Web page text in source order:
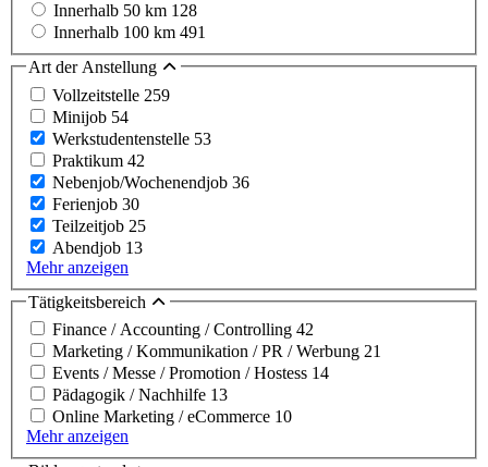
Innerhalb 50 km 128
Innerhalb 100 km 491
Art der Anstellung
Vollzeitstelle 259
Minijob 54
Werkstudentenstelle 53
Praktikum 42
Nebenjob/Wochenendjob 36
Ferienjob 30
Teilzeitjob 25
Abendjob 13
Mehr anzeigen
Tätigkeitsbereich
Finance / Accounting / Controlling 42
Marketing / Kommunikation / PR / Werbung 21
Events / Messe / Promotion / Hostess 14
Pädagogik / Nachhilfe 13
Online Marketing / eCommerce 10
Mehr anzeigen